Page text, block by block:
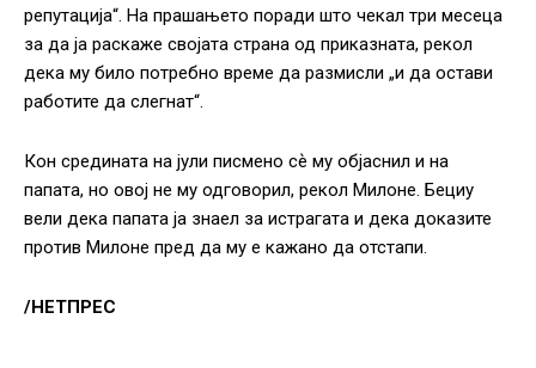
репутација“. На прашањето поради што чекал три месеца
за да ја раскаже својата страна од приказната, рекол
дека му било потребно време да размисли „и да остави
работите да слегнат“.
Кон средината на јули писмено сѐ му објаснил и на
папата, но овој не му одговорил, рекол Милоне. Бециу
вели дека папата ја знаел за истрагата и дека доказите
против Милоне пред да му е кажано да отстапи.
/НЕТПРЕС